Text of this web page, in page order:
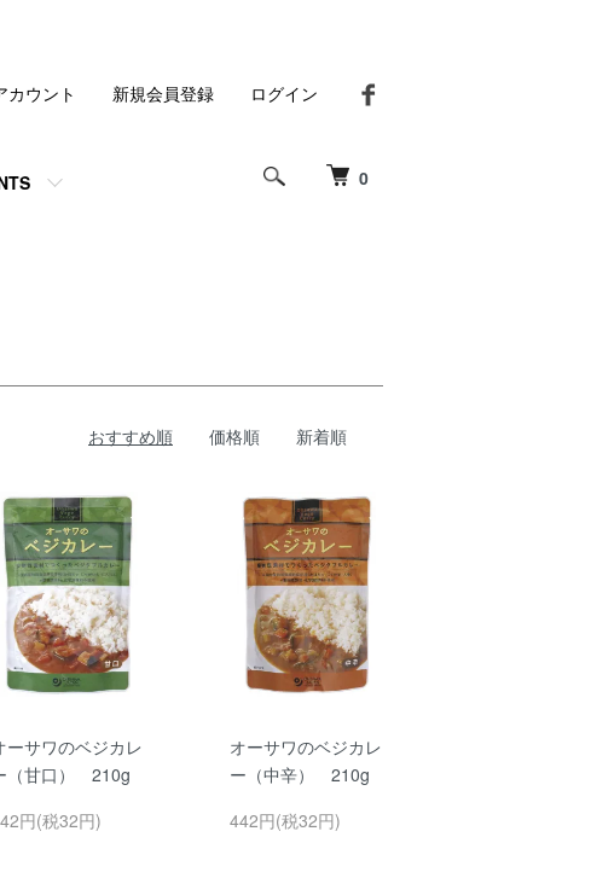
0
カウント 新規会員登録 ログイン
おすすめ順 価格順 新着順
ーサワのベジカレ
（甘口） 210g
円(税32円)
オーサワのベジカレ
ー（中辛） 210g
442円(税32円)